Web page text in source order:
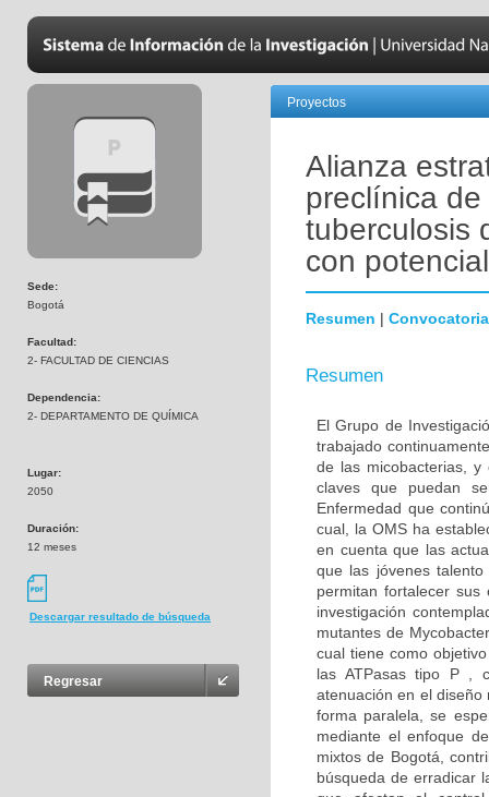
Sede:
Bogotá
Facultad:
2- FACULTAD DE CIENCIAS
Dependencia:
2- DEPARTAMENTO DE QUÍMICA
Lugar:
2050
Duración:
12 meses
Descargar resultado de búsqueda
Regresar
Proyectos
Alianza
preclínica
tuberculosis
con
Resumen | Convocatoria
Resumen
El Grupo de
trabajado
de las micobacterias, y
claves que puedan
Enfermedad que
cual, la OMS ha
en cuenta que las
que las jóvenes
permitan fortalecer sus
investigación
mutantes de
cual tiene como
las ATPasas tipo P ,
atenuación en el
forma paralela, se
mediante el enfoque
mixtos de Bogotá,
búsqueda de erradicar